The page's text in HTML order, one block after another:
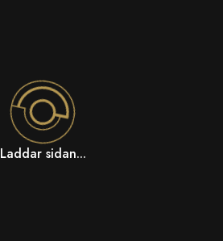
Laddar sidan...